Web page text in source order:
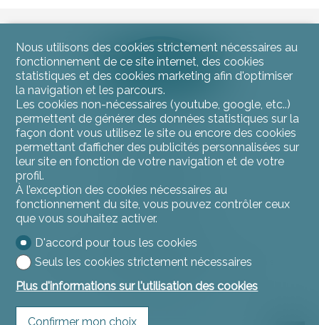
Contactez-nous
L'instant Immo
Rue du Jura 11
Tél.032 466 53 53
contact@linstantimmo.ch
Restez connecté
Ne laissez aucun bien vous échapper, inscrivez-vous
Nous utilisons des cookies strictement nécessaires au
fonctionnement de ce site internet, des cookies
statistiques et des cookies marketing afin d'optimiser
la navigation et les parcours.
Les cookies non-nécessaires (youtube, google, etc..)
permettent de générer des données statistiques sur la
façon dont vous utilisez le site ou encore des cookies
permettant d’afficher des publicités personnalisées sur
leur site en fonction de votre navigation et de votre
profil.
À l’exception des cookies nécessaires au
fonctionnement du site, vous pouvez contrôler ceux
que vous souhaitez activer.
D'accord pour tous les cookies
Seuls les cookies strictement nécessaires
Plus d'informations sur l'utilisation des cookies
Confirmer mon choix